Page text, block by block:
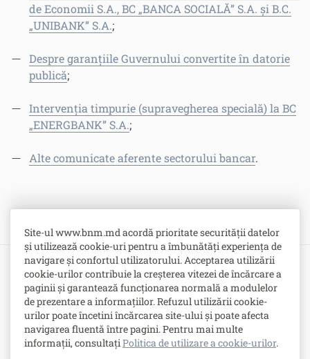
Site-ul www.bnm.md acordă prioritate securității datelor
și utilizează cookie-uri pentru a îmbunătăți experiența de
navigare și confortul utilizatorului. Acceptarea utilizării
cookie-urilor contribuie la creșterea vitezei de încărcare a
paginii și garantează funcționarea normală a modulelor
de prezentare a informațiilor. Refuzul utilizării cookie-
urilor poate încetini încărcarea site-ului și poate afecta
navigarea fluentă între pagini. Pentru mai multe
informații, consultațiPolitica de utilizare a cookie-urilor.
de Economii S.A., BC „BANCA SOCIALĂ” S.A. și B.C.
„UNIBANK” S.A.;
Despre garanțiile Guvernului convertite în datorie
publică;
Intervenția timpurie (supravegherea specială) la BC
„ENERGBANK” S.A.;
Alte comunicate aferente sectorului bancar.
Bulevardul Grigore Vieru nr. 1,
MD-2005, Chişinău, Republica Moldova
-Contacte
-Posturi vacante